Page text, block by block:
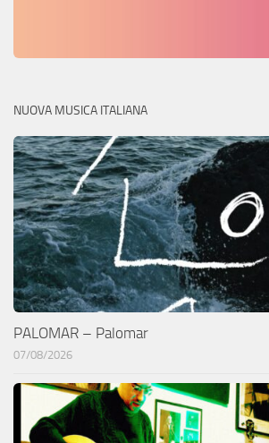
NUOVA MUSICA ITALIANA
PALOMAR – Palomar
07/08/2026